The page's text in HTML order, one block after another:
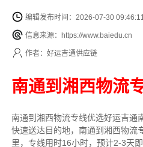
编辑发布时间：2026-07-30 09:46:11
信息来源：https://www.baiedu.cn
作者：好运吉通供应链
南通到湘西物流
南通到湘西物流专线优选好运吉通
快速送达目的地，南通到湘西物流
里，专线用时16小时，预计2-3天